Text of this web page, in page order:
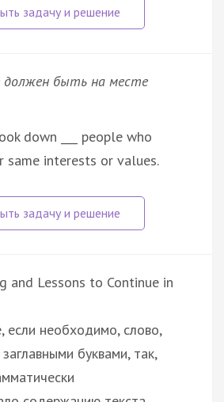
должен быть на месте
down ___ people who
same interests or values.
and Lessons to Continue in
если необходимо, слово,
буквами, так,